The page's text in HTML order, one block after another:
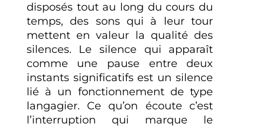
disposés tout au long du cours du
temps, des sons qui à leur tour
mettent en valeur la qualité des
silences. Le silence qui apparaît
comme une pause entre deux
instants significatifs est un silence
lié à un fonctionnement de type
langagier. Ce qu’on écoute c’est
l’interruption qui marque le